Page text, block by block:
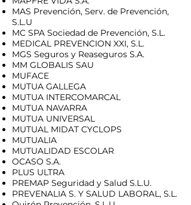
MAS Prevención, Serv. de Prevención,
S.L.U
MC SPA Sociedad de Prevención, S.L.
MEDICAL PREVENCION XXI, S.L.
MGS Seguros y Reaseguros S.A.
MM GLOBALIS SAU
MUFACE
MUTUA GALLEGA
MUTUA INTERCOMARCAL
MUTUA NAVARRA
MUTUA UNIVERSAL
MUTUAL MIDAT CYCLOPS
MUTUALIA
MUTUALIDAD ESCOLAR
OCASO S.A.
PLUS ULTRA
PREMAP Seguridad y Salud S.L.U.
PREVENALIA S. Y SALUD LABORAL, S.L.